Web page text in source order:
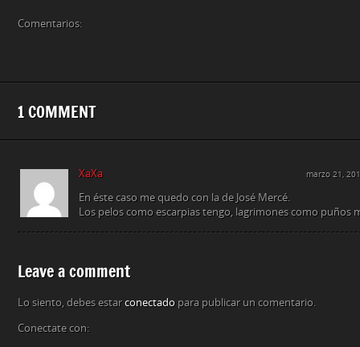
Comentarios:
1 COMMENT
XaXa marzo 21,
En éste caso me quedo con la de José Mercé.
Los pelos como escarpias tengo, lagrimones como puños
Leave a comment
Lo siento, debes estarconectado para publicar un comentario.
Conectate con: